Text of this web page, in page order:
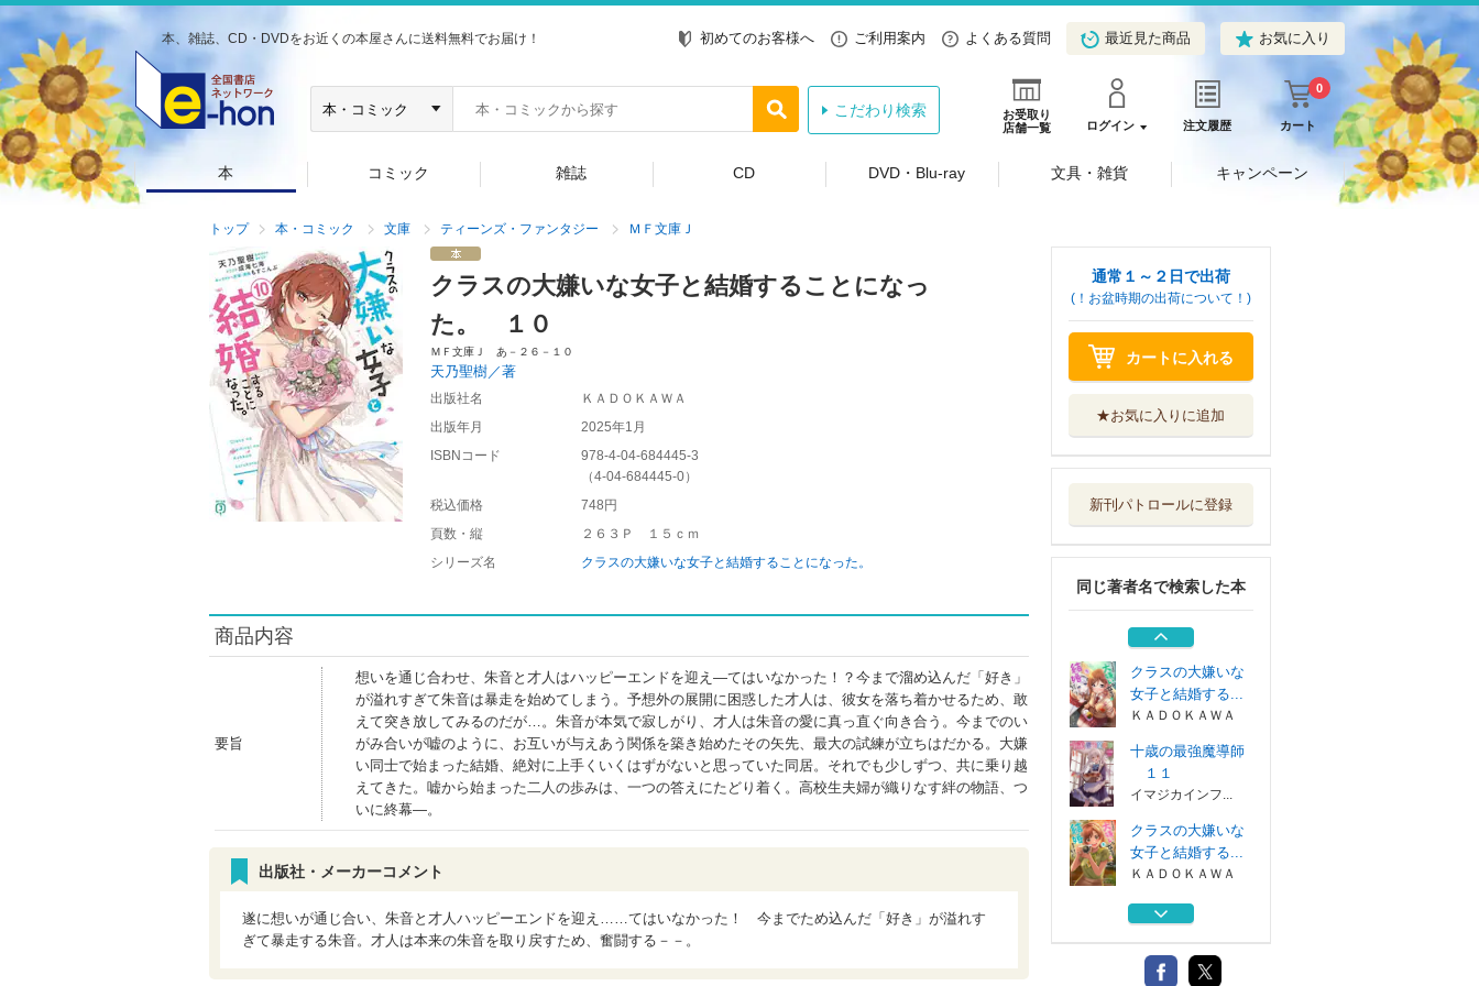
本、雑誌、CD・DVDをお近くの本屋さんに送料無料でお届け！ 初めてのお客様へ ご利用案内 よくある質問 最近見た商品 お気に入り
お受取り
店舗一覧
ログイン 注文履歴 カート
0
こだわり検索
本 コミック 雑誌 CD DVD・Blu-ray 文具・雑貨 キャンペーン
トップ 本・コミック 文庫 ティーンズ・ファンタジー ＭＦ文庫Ｊ
クラスの大嫌いな女子と結婚することになっ
た。 １０
ＭＦ文庫Ｊ あ－２６－１０
天乃聖樹／著
出版社名
ＫＡＤＯＫＡＷＡ
出版年月
2025年1月
ISBNコード
978-4-04-684445-3
（4-04-684445-0）
税込価格
748円
頁数・縦
２６３Ｐ １５ｃｍ
シリーズ名
クラスの大嫌いな女子と結婚することになった。
商品内容
要旨
想いを通じ合わせ、朱音と才人はハッピーエンドを迎え―てはいなかった！？今まで溜め込んだ「好き」
が溢れすぎて朱音は暴走を始めてしまう。予想外の展開に困惑した才人は、彼女を落ち着かせるため、敢
えて突き放してみるのだが…。朱音が本気で寂しがり、才人は朱音の愛に真っ直ぐ向き合う。今までのい
がみ合いが嘘のように、お互いが与えあう関係を築き始めたその矢先、最大の試練が立ちはだかる。大嫌
い同士で始まった結婚、絶対に上手くいくはずがないと思っていた同居。それでも少しずつ、共に乗り越
えてきた。嘘から始まった二人の歩みは、一つの答えにたどり着く。高校生夫婦が織りなす絆の物語、つ
いに終幕―。
出版社・メーカーコメント
遂に想いが通じ合い、朱音と才人ハッピーエンドを迎え……てはいなかった！ 今までため込んだ「好き」が溢れす
ぎて暴走する朱音。才人は本来の朱音を取り戻すため、奮闘する－－。
通常１～２日で出荷
(！お盆時期の出荷について！)
カートに入れる
★お気に入りに追加
新刊パトロールに登録
同じ著者名で検索した本
クラスの大嫌いな
女子と結婚する...
クラスの大嫌いな
ＫＡＤＯＫＡＷＡ
クラスの大嫌いな
女子と結婚する...
ＫＡＤＯＫＡＷＡ
クラスの大嫌いな
女子と結婚する...
ＫＡＤＯＫＡＷＡ
十歳の最強魔導師
１１
イマジカインフ...
クラスの大嫌いな
女子と結婚する...
ＫＡＤＯＫＡＷＡ
クラスの大嫌いな
ＫＡＤＯＫＡＷＡ